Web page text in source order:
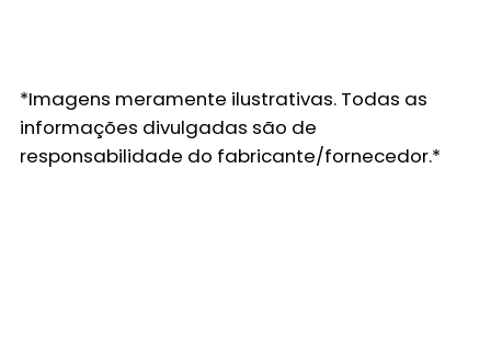
*Imagens meramente ilustrativas. Todas as
informações divulgadas são de
responsabilidade do fabricante/fornecedor.*